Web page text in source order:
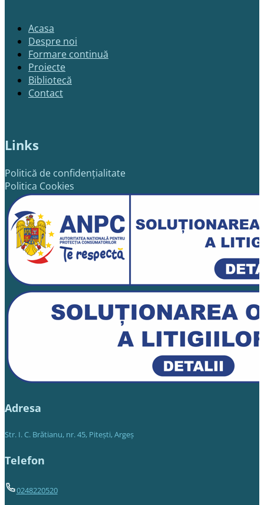
Acasa
Despre noi
Formare continuă
Proiecte
Bibliotecă
Contact
Links
Politică de confidențialitate
Politica Cookies
Adresa
Str. I. C. Brătianu, nr. 45, Piteşti, Argeş
Telefon
0248220520